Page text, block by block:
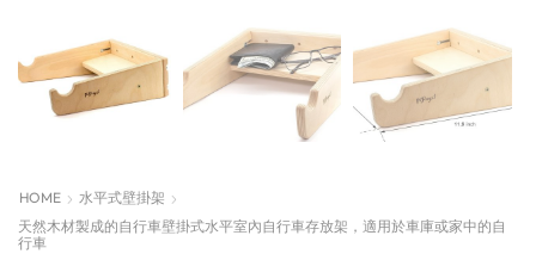
HOME
水平式壁掛架
天然木材製成的自行車壁掛式水平室內自行車存放架，適用於車庫或家中的自
行車